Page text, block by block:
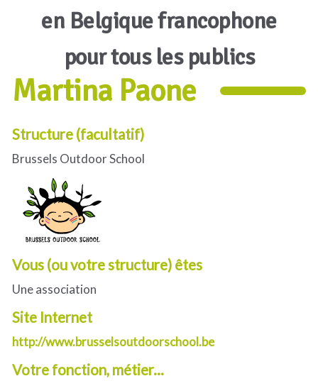
en Belgique francophone
pour tous les publics
Martina Paone
Structure (facultatif)
Brussels Outdoor School
Vous (ou votre structure) êtes
Une association
Site Internet
http://www.brusselsoutdoorschool.be
Votre fonction, métier...